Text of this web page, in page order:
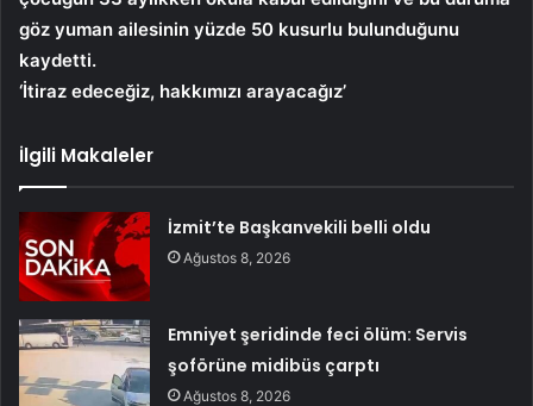
göz yuman ailesinin yüzde 50 kusurlu bulunduğunu
kaydetti.
‘İtiraz edeceğiz, hakkımızı arayacağız’
İlgili Makaleler
İzmit’te Başkanvekili belli oldu
Ağustos 8, 2026
Emniyet şeridinde feci ölüm: Servis
şoförüne midibüs çarptı
Ağustos 8, 2026